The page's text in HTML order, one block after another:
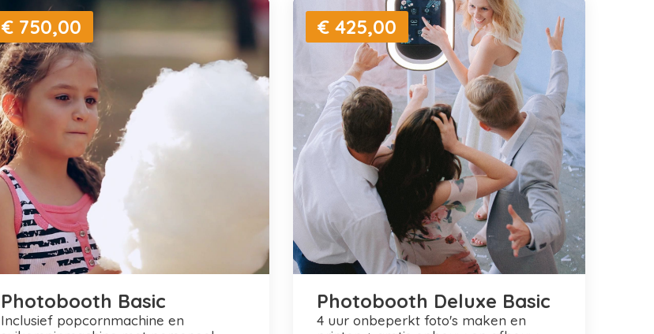
€ 750,00
Photobooth Basic
inclusief popcornmachine en
€ 425,00
Photobooth Deluxe Basic
4 uur onbeperkt foto's maken en